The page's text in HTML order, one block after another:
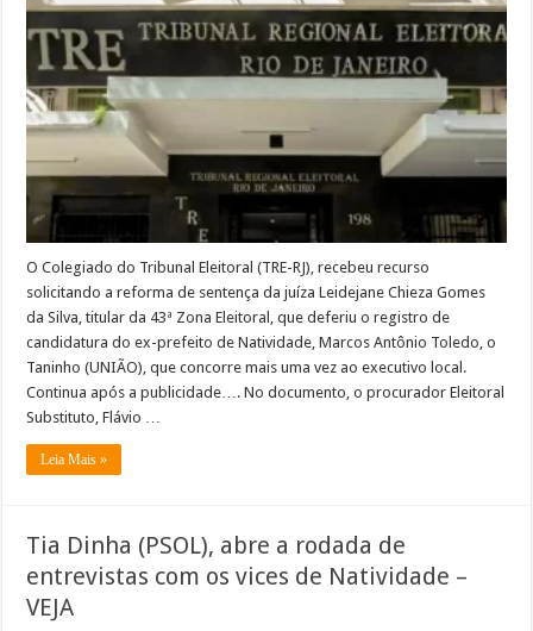
recebe
recurso
contra
o
registro
candidatura
Taninho
O Colegiado do Tribunal Eleitoral (TRE-RJ), recebeu recurso
solicitando a reforma de sentença da juíza Leidejane Chieza Gomes
da Silva, titular da 43ª Zona Eleitoral, que deferiu o registro de
candidatura do ex-prefeito de Natividade, Marcos Antônio Toledo, o
Taninho (UNIÃO), que concorre mais uma vez ao executivo local.
Continua após a publicidade…. No documento, o procurador Eleitoral
Substituto, Flávio …
Leia Mais »
Tia Dinha (PSOL), abre a rodada de
entrevistas com os vices de Natividade –
VEJA